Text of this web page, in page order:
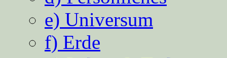
e) Universum
f) Erde